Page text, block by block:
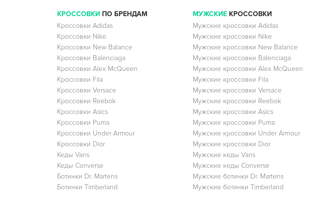
КРОССОВКИ ПО БРЕНДАМ
Кроссовки Adidas
Кроссовки Nike
Кроссовки New Balance
Кроссовки Balenciaga
Кроссовки Alex McQueen
Кроссовки Fila
Кроссовки Versace
Кроссовки Reebok
Кроссовки Asics
Кроссовки Puma
Кроссовки Under Armour
Кроссовки Dior
Кеды Vans
Кеды Converse
Ботинки Dr. Martens
Ботинки Timberland
МУЖСКИЕКРОССОВКИ
Мужские кроссовки Adidas
Мужские кроссовки Nike
Мужские кроссовки New Balance
Мужские кроссовки Balenciaga
Мужские кроссовки Alex McQueen
Мужские кроссовки Fila
Мужские кроссовки Versace
Мужские кроссовки Reebok
Мужские кроссовки Asics
Мужские кроссовки Puma
Мужские кроссовки Under Armour
Мужские кроссовки Dior
Мужские кеды Vans
Мужские кеды Converse
Мужские ботинки Dr. Martens
Мужские ботинки Timberland